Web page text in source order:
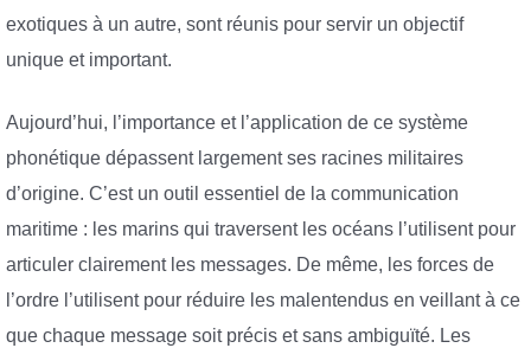
exotiques à un autre, sont réunis pour servir un objectif
unique et important.
Aujourd’hui, l’importance et l’application de ce système
phonétique dépassent largement ses racines militaires
d’origine. C’est un outil essentiel de la communication
maritime : les marins qui traversent les océans l’utilisent pour
articuler clairement les messages. De même, les forces de
l’ordre l’utilisent pour réduire les malentendus en veillant à ce
que chaque message soit précis et sans ambiguïté. Les